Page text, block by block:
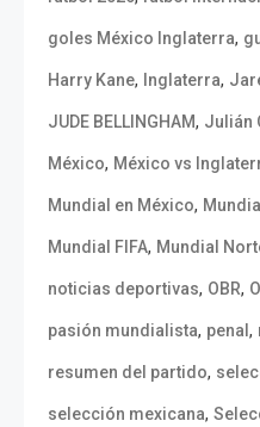
goles México Inglaterra,
Harry Kane, Inglaterra,
JUDE BELLINGHAM, Julián
México, México vs
Mundial en México,
Mundial FIFA, Mundial
noticias deportivas, OBR,
pasión mundialista, penal ,
resumen del partido,
selección mexicana,